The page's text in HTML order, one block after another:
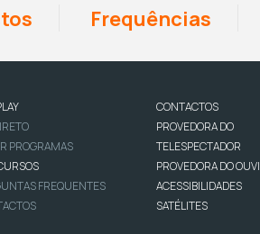
Frequências
PROGRAMAS
FREQUENTES
CONTACTOS
PROVEDORA DO
TELESPECTADOR
PROVEDORA DO
ACESSIBILIDADES
SATÉLITES